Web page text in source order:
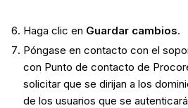
Haga clic en Guardar cambios.
Póngase en contacto con el
con Punto de contacto de
solicitar que se dirijan a los
de los usuarios que se